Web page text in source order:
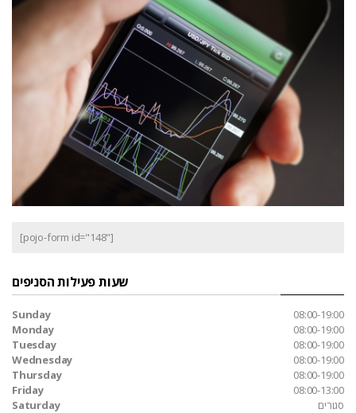
[pojo-form id="148"]
שעות פעילות הסניפים
Sunday
08:00-19:00
Monday
08:00-19:00
Tuesday
08:00-19:00
Wednesday
08:00-19:00
Thursday
08:00-19:00
Friday
08:00-13:00
Saturday
סגורים